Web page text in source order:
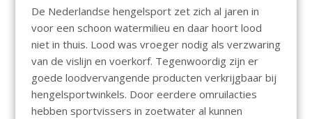
De Nederlandse hengelsport zet zich al jaren in
voor een schoon watermilieu en daar hoort lood
niet in thuis. Lood was vroeger nodig als verzwaring
van de vislijn en voerkorf. Tegenwoordig zijn er
goede loodvervangende producten verkrijgbaar bij
hengelsportwinkels. Door eerdere omruilacties
hebben sportvissers in zoetwater al kunnen